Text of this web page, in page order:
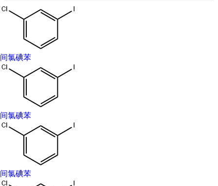
分子量：238.45
间氯碘苯属性
熔点：95-96 °C
沸点：103-104°C15 mm Hg(lit.)
折射率：n20/D 1.631(lit.)
闪点：215 °F
形态：Liquid
颜色：Clear light yellow
水溶解性：Soluble in water 67.2 mg/L.
敏感性：Light Sensitive
间氯碘苯
间氯碘苯
间氯碘苯